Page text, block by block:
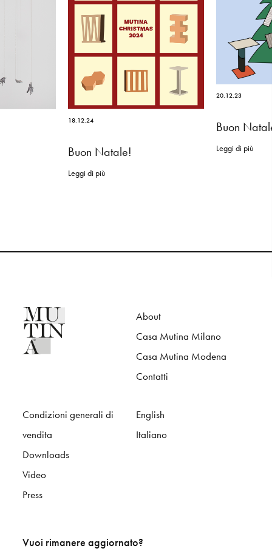
18.12.24
Buon Natale!
Leggi di più
20.12.23
Buon
Leggi di più
About
Casa Mutina Milano
Casa Mutina Modena
Contatti
Condizioni generali di
vendita
Downloads
Video
Press
English
Italiano
Vuoi rimanere aggiornato?